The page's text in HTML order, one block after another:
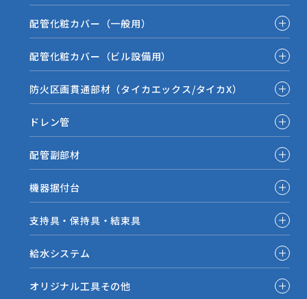
配管化粧カバー（一般用）
配管化粧カバー（ビル設備用）
防火区画貫通部材（タイカエックス/タイカX）
ドレン管
配管副部材
機器据付台
支持具・保持具・結束具
給水システム
オリジナル工具その他